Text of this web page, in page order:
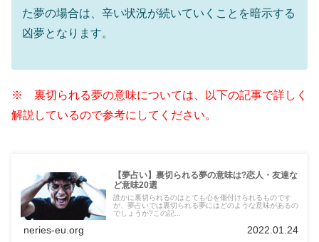
た夢の場合は、辛い状況が続いていくことを暗示する
凶夢となります。
※ 裏切られる夢の意味については、以下の記事で詳しく
解説しているので参考にしてください。
【夢占い】裏切られる夢の意味は?恋人・友達な
ど意味20選
誰かに裏切られるのはとても心を傷付けられるものです
が、夢占いでは裏切られる夢にはどのような意味があるの
でしょうか?この記...
neries-eu.org 2022.01.24